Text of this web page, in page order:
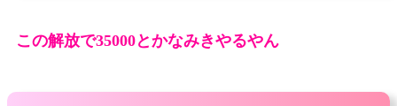
この解放で35000とかなみきやるやん